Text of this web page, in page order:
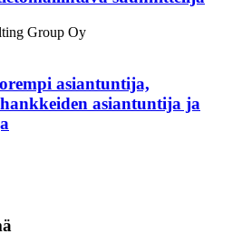
Group Oy
asiantuntija,
asiantuntija ja